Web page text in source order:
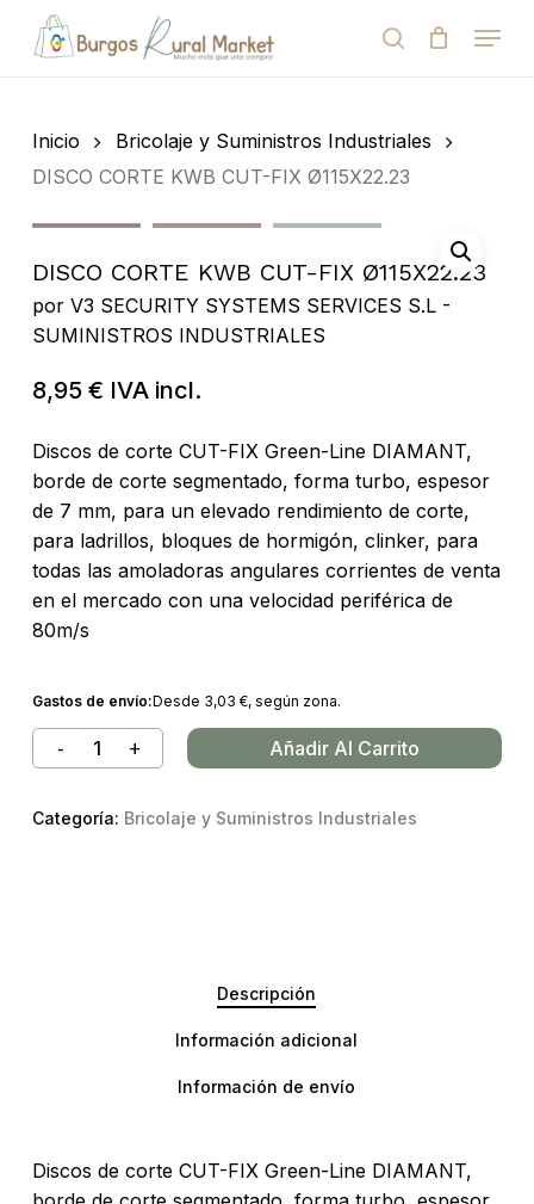
de
search
Menu
Cart
Inicio
Bricolaje y Suministros Industriales
DISCO CORTE KWB CUT-FIX Ø115X22.23
DISCO CORTE KWB CUT-FIX Ø115X22.23
por V3 SECURITY SYSTEMS SERVICES S.L -
SUMINISTROS INDUSTRIALES
8,95 € IVA incl.
Discos de corte CUT-FIX Green-Line DIAMANT,
borde de corte segmentado, forma turbo, espesor
de 7 mm, para un elevado rendimiento de corte,
para ladrillos, bloques de hormigón, clinker, para
todas las amoladoras angulares corrientes de venta
en el mercado con una velocidad periférica de
80m/s
Gastos de envío:Desde 3,03 €, según zona.
Añadir Al Carrito
Categoría: Bricolaje y Suministros Industriales
Descripción
Información adicional
Información de envío
Discos de corte CUT-FIX Green-Line DIAMANT,